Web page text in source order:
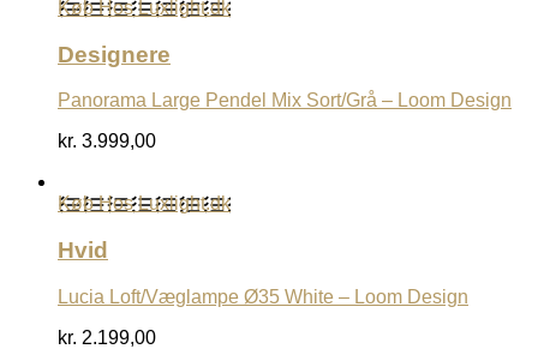
Køb Hos Luxlight.dk
Designere
Panorama Large Pendel Mix Sort/Grå – Loom Design
kr. 3.999,00
Køb Hos Luxlight.dk
Hvid
Lucia Loft/Væglampe Ø35 White – Loom Design
kr. 2.199,00